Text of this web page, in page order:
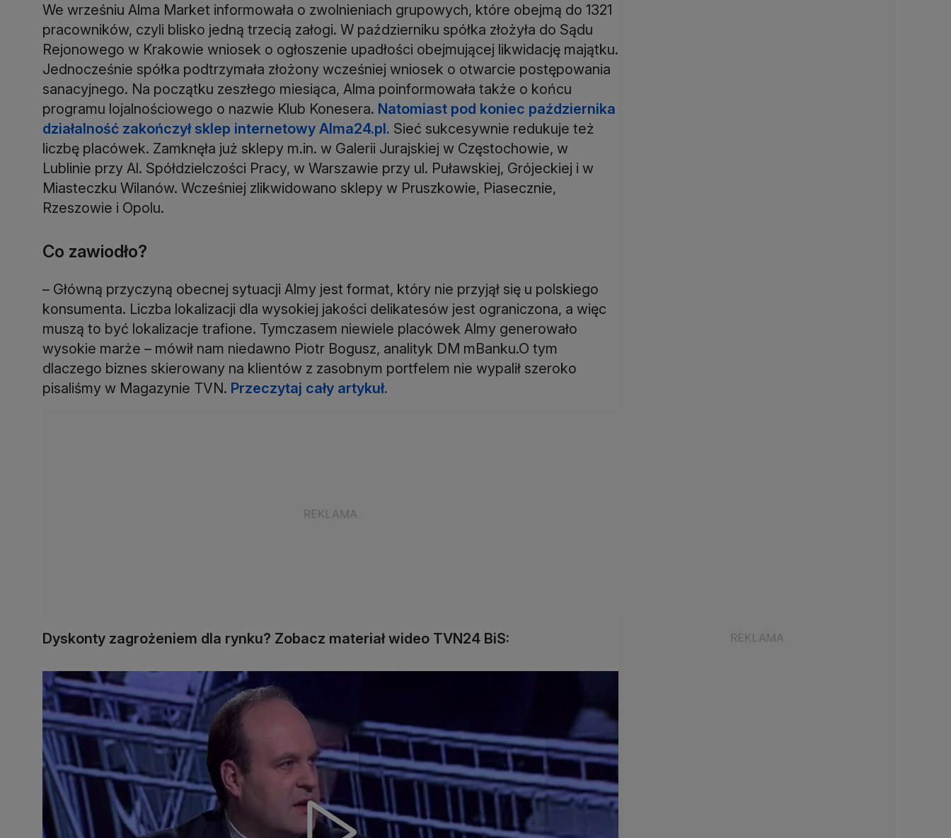
We wrześniu Alma Market informowała o zwolnieniach grupowych, które obejmą do 1321
pracowników, czyli blisko jedną trzecią załogi. W październiku spółka złożyła do Sądu
Rejonowego w Krakowie wniosek o ogłoszenie upadłości obejmującej likwidację majątku.
Jednocześnie spółka podtrzymała złożony wcześniej wniosek o otwarcie postępowania
sanacyjnego. Na początku zeszłego miesiąca, Alma poinformowała także o końcu
programu lojalnościowego o nazwie Klub Konesera. Natomiast pod koniec października
działalność zakończył sklep internetowy Alma24.pl. Sieć sukcesywnie redukuje też
liczbę placówek. Zamknęła już sklepy m.in. w Galerii Jurajskiej w Częstochowie, w
Lublinie przy Al. Spółdzielczości Pracy, w Warszawie przy ul. Puławskiej, Grójeckiej i w
Miasteczku Wilanów. Wcześniej zlikwidowano sklepy w Pruszkowie, Piasecznie,
Rzeszowie i Opolu.
Co zawiodło?
– Główną przyczyną obecnej sytuacji Almy jest format, który nie przyjął się u polskiego
konsumenta. Liczba lokalizacji dla wysokiej jakości delikatesów jest ograniczona, a więc
muszą to być lokalizacje trafione. Tymczasem niewiele placówek Almy generowało
wysokie marże – mówił nam niedawno Piotr Bogusz, analityk DM mBanku.O tym
dlaczego biznes skierowany na klientów z zasobnym portfelem nie wypalił szeroko
pisaliśmy w Magazynie TVN. Przeczytaj cały artykuł.
Dyskonty zagrożeniem dla rynku? Zobacz materiał wideo TVN24 BiS: